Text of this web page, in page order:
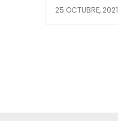
25 OCTUBRE, 2021